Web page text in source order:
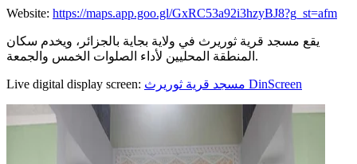
Website: https://maps.app.goo.gl/GxRC53a92i3hzyBJ8?g_st=afm
يقع مسجد قرية ثوريرث في ولاية بجاية بالجزائر، ويخدم سكان
المنطقة المحليين لأداء الصلوات الخمس والجمعة.
Live digital display screen: مسجد قرية ثوريرث DinScreen